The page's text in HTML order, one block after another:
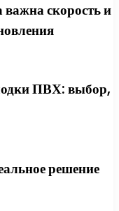
скорость и
ПВХ: выбор,
решение